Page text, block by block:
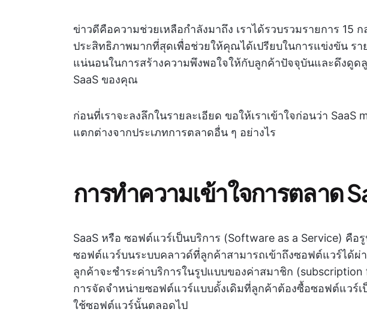
ข่าวดีคือความช่วยเหลือกำลังมาถึง เราได้รวบรวมรายการ 15
ประสิทธิภาพมากที่สุดเพื่อช่วยให้คุณได้เปรียบในการแข่งขัน รา
แน่นอนในการสร้างความพึงพอใจให้กับลูกค้าปัจจุบันและดึงดูด
SaaS ของคุณ
ก่อนที่เราจะลงลึกในรายละเอียด ขอให้เราเข้าใจก่อนว่า
แตกต่างจากประเภทการตลาดอื่น ๆ อย่างไร
การทำความเข้าใจการตลาด
SaaS หรือ ซอฟต์แวร์เป็นบริการ (Software as a Service) คือ
ซอฟต์แวร์บนระบบคลาวด์ที่ลูกค้าสามารถเข้าถึงซอฟต์แวร์ได้ผ่
ลูกค้าจะชำระค่าบริการในรูปแบบของค่าสมาชิก
การจัดจำหน่ายซอฟต์แวร์แบบดั้งเดิมที่ลูกค้าต้องซื้อซอฟต์แวร์เป็
ใช้ซอฟต์แวร์นั้นตลอดไป